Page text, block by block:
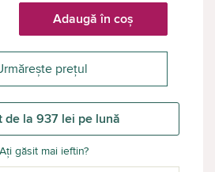
Adaugă în coș
prețul
de la 937 lei pe lună
Ați găsit mai ieftin?